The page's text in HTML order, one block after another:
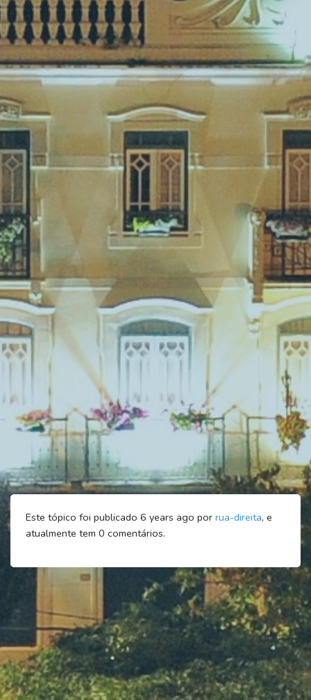
Este tópico foi publicado 6 years ago por rua-direita, e
atualmente tem 0 comentários.